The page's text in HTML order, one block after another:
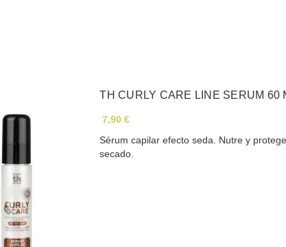
TH CURLY CARE LINE SERUM 60
7,90 €
Sérum capilar efecto seda. Nutre y
secado.